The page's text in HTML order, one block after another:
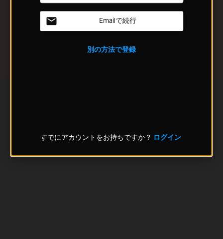
Emailで続行
別の方法で登録
すでにアカウントをお持ちですか？ ログイン